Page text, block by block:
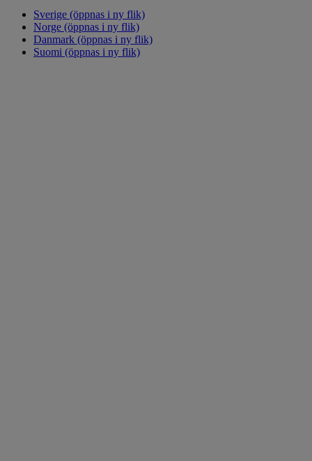
Sverige (öppnas i ny flik)
Norge (öppnas i ny flik)
Danmark (öppnas i ny flik)
Suomi (öppnas i ny flik)